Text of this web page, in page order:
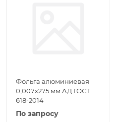
Фольга алюминиевая
0,007х275 мм АД ГОСТ
618-2014
По запросу